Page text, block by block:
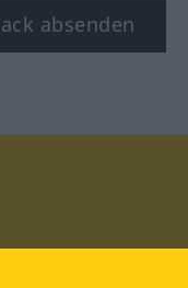
absenden